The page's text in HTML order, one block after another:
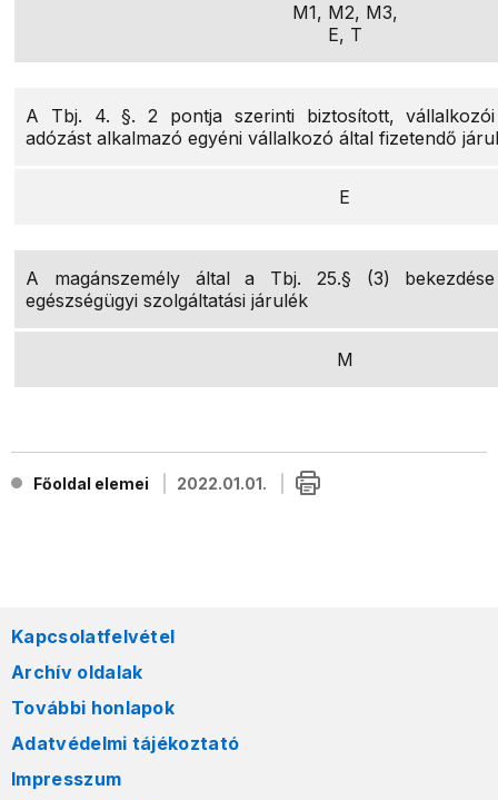
M1, M2, M3,
E, T
A Tbj. 4. §. 2 pontja szerinti biztosított, vállalkozói
adózást alkalmazó egyéni vállalkozó által fizetendő
E
A magánszemély által a Tbj. 25.§ (3)
egészségügyi szolgáltatási járulék
M
Főoldal elemei 2022.01.01.
Kapcsolatfelvétel
Archív oldalak
További honlapok
Adatvédelmi tájékoztató
Impresszum